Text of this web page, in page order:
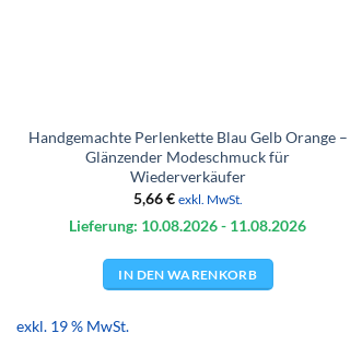
Handgemachte Perlenkette Blau Gelb Orange –
Glänzender Modeschmuck für
Wiederverkäufer
5,66€ exkl. MwSt.
Lieferung: 10.08.2026- 11.08.2026
IN DEN WARENKORB
exkl. 19 % MwSt.